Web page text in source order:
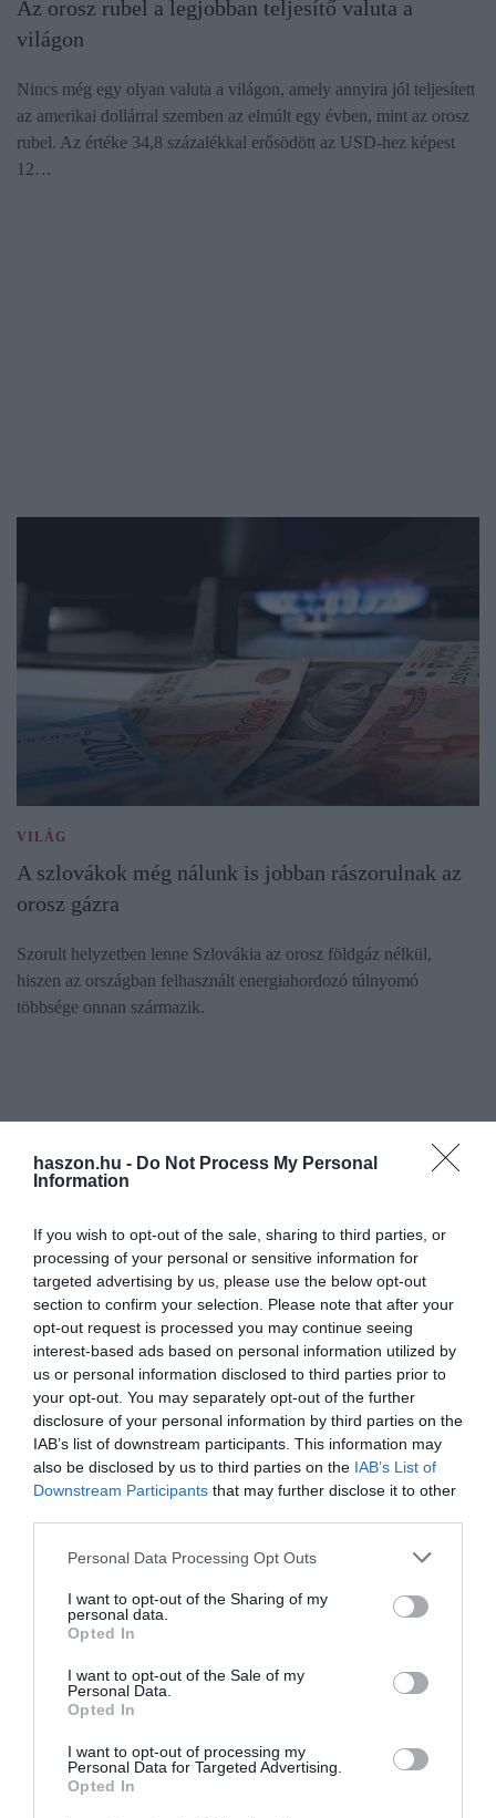
haszon.hu - Do Not Process My Personal
Information
If you wish to opt-out of the sale, sharing to third parties, or
processing of your personal or sensitive information for
targeted advertising by us, please use the below opt-out
section to confirm your selection. Please note that after your
opt-out request is processed you may continue seeing
interest-based ads based on personal information utilized by
us or personal information disclosed to third parties prior to
your opt-out. You may separately opt-out of the further
disclosure of your personal information by third parties on the
IAB’s list of downstream participants. This information may
also be disclosed by us to third parties on the IAB’s List of
Downstream Participants that may further disclose it to other
Please note that this website/app uses one or more Google
not limited to your visit or usage behaviour. You may click to
grant or deny consent to Google and its third-party tags to
use your data for below specified purposes in below Google
consent section.
Personal Data Processing Opt Outs
I want to opt-out of the Sharing of my
personal data.
Opted In
I want to opt-out of the Sale of my
Personal Data.
Opted In
I want to opt-out of processing my
Personal Data for Targeted Advertising.
Opted In
Az orosz rubel a legjobban teljesítő valuta a
világon
Nincs még egy olyan valuta a világon, amely annyira jól teljesített
az amerikai dollárral szemben az elmúlt egy évben, mint az orosz
rubel. Az értéke 34,8 százalékkal erősödött az USD-hez képest
12…
VILÁG
A szlovákok még nálunk is jobban rászorulnak az
orosz gázra
Szorult helyzetben lenne Szlovákia az orosz földgáz nélkül,
hiszen az országban felhasznált energiahordozó túlnyomó
többsége onnan származik.
PIACOK
Putyin elmondta, hogyan kell fizetni az orosz
gázért péntektől
Aláírta Vlagyimir Putyin orosz elnök az Oroszországgal szemben